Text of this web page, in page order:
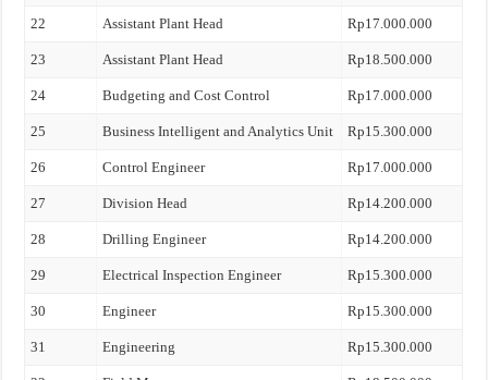
22 Assistant Plant Head Rp17.000.000
23 Assistant Plant Head Rp18.500.000
24 Budgeting and Cost Control Rp17.000.000
25 Business Intelligent and Analytics Unit Rp15.300.000
26 Control Engineer Rp17.000.000
27 Division Head Rp14.200.000
28 Drilling Engineer Rp14.200.000
29 Electrical Inspection Engineer Rp15.300.000
30 Engineer Rp15.300.000
31 Engineering Rp15.300.000